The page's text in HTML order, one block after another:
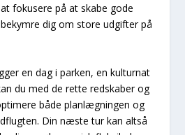
fokusere på at skabe gode
dig om store udgifter på
en dag i parken, en kulturnat
du med de rette redskaber og
både planlægningen og
Din næste tur kan altså